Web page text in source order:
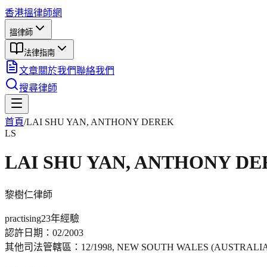
香港搵律師網
搵律師
法律指南
文章關於我們聯絡我們
搜尋律師
首頁/LAI SHU YAN, ANTHONY DEREK
LS
LAI SHU YAN, ANTHONY
黎樹仁律師
practising23年經驗
認許日期： 02/2003
其他司法管轄區： 12/1998, NEW SOUTH WALES